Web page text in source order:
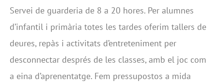
Servei de guarderia de 8 a 20 hores. Per alumnes
d’infantil i primària totes les tardes oferim tallers de
deures, repàs i activitats d’entreteniment per
desconnectar després de les classes, amb el joc com
a eina d’aprenentatge. Fem pressupostos a mida